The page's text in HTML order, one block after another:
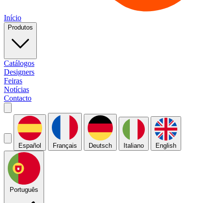
Início
Produtos
Catálogos
Designers
Feiras
Notícias
Contacto
Español Français Deutsch Italiano English
Português